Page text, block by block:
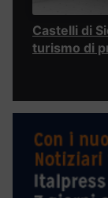
Castelli di
turismo di